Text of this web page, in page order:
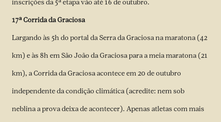
inscrições da 5ª etapa vão até 16 de outubro.
17ª Corrida da Graciosa
Largando às 5h do portal da Serra da Graciosa na maratona (42
km) e às 8h em São João da Graciosa para a meia maratona (21
km), a Corrida da Graciosa acontece em 20 de outubro
independente da condição climática (acredite: nem sob
neblina a prova deixa de acontecer). Apenas atletas com mais